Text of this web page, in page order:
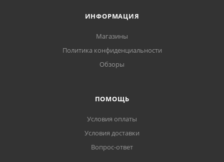
ИНФОРМАЦИЯ
Магазины
Политика конфиденциальности
Обзоры
ПОМОЩЬ
Условия оплаты
Условия доставки
Вопрос-ответ